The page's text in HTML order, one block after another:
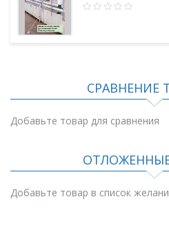
СРАВНЕНИЕ
Добавьте товар для сравнения
Добавьте товар в список